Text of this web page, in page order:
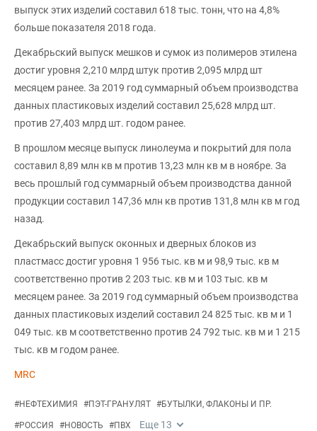
выпуск этих изделий составил 618 тыс. тонн, что на 4,8%
больше показателя 2018 года.
Декабрьский выпуск мешков и сумок из полимеров этилена
достиг уровня 2,210 млрд штук против 2,095 млрд шт
месяцем ранее. За 2019 год суммарный объем производства
данных пластиковых изделий составил 25,628 млрд шт.
против 27,403 млрд шт. годом ранее.
В прошлом месяце выпуск линолеума и покрытий для пола
составил 8,89 млн кв м против 13,23 млн кв м в ноябре. За
весь прошлый год суммарный объем производства данной
продукции составил 147,36 млн кв против 131,8 млн кв м год
назад.
Декабрьский выпуск оконных и дверных блоков из
пластмасс достиг уровня 1 956 тыс. кв м и 98,9 тыс. кв м
соответственно против 2 203 тыс. кв м и 103 тыс. кв м
месяцем ранее. За 2019 год суммарный объем производства
данных пластиковых изделий составил 24 825 тыс. кв м и 1
049 тыс. кв м соответственно против 24 792 тыс. кв м и 1 215
тыс. кв м годом ранее.
MRC
#НЕФТЕХИМИЯ #ПЭТ-ГРАНУЛЯТ #БУТЫЛКИ, ФЛАКОНЫ И ПР.
#РОССИЯ #НОВОСТЬ #ПВХ Еще 13